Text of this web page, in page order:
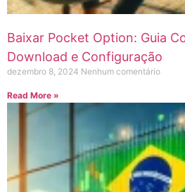
Baixar Pocket Option: Guia
Download e Configuração
dezembro 8, 2024 Nenhum comentário
Read More »